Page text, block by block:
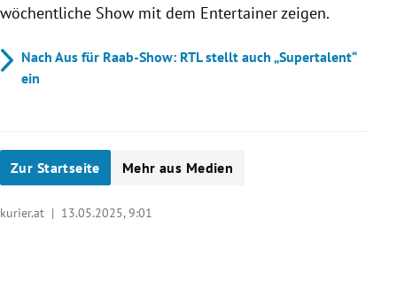
wöchentliche Show mit dem Entertainer zeigen.
Nach Aus für Raab-Show: RTL stellt auch „Supertalent“
ein
Zur Startseite Mehr aus Medien
kurier.at | 13.05.2025, 9:01